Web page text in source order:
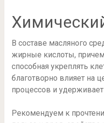
В составе масляного
жирные кислоты,
способная укреплять
благотворно влияет на
процессов и удерживает
Рекомендуем к